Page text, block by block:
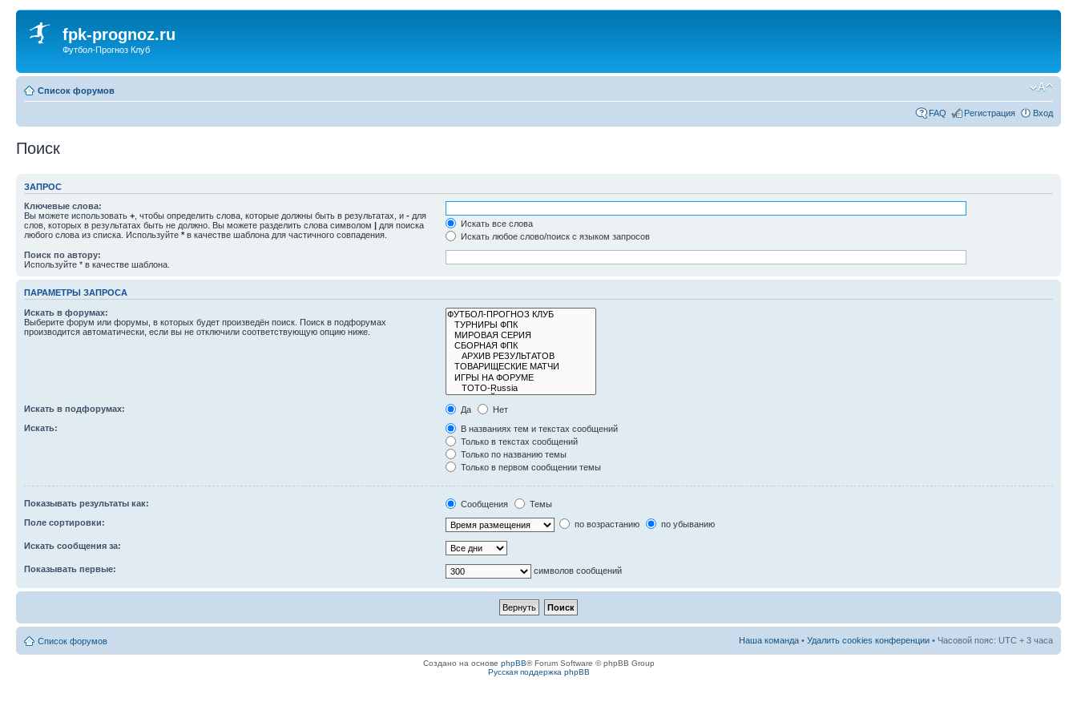
fpk-prognoz.ru
Футбол-Прогноз Клуб
Список форумов
FAQ Регистрация Вход
Поиск
ЗАПРОС
Ключевые слова:
Вы можете использовать + , чтобы определить слова, которые должны быть в результатах, и - для
слов, которых в результатах быть не должно. Вы можете разделить слова символом | для поиска
любого слова из списка. Используйте * в качестве шаблона для частичного совпадения.
Искать все слова
Искать любое слово/поиск с языком запросов
Поиск по автору:
Используйте * в качестве шаблона.
ПАРАМЕТРЫ ЗАПРОСА
Искать в форумах:
Выберите форум или форумы, в которых будет произведён поиск. Поиск в подфорумах
производится автоматически, если вы не отключили соответствующую опцию ниже.
Искать в подфорумах: Да
Нет
Искать:
В названиях тем и текстах сообщений
Только в текстах сообщений
Только по названию темы
Только в первом сообщении темы
Показывать результаты как: Сообщения
Темы
Поле сортировки:
по возрастанию по убыванию
Искать сообщения за:
Показывать первые: символов сообщений
Список форумов Наша команда • Удалить cookies конференции • Часовой пояс: UTC + 3 часа
Создано на основе phpBB® Forum Software © phpBB Group
Русская поддержка phpBB